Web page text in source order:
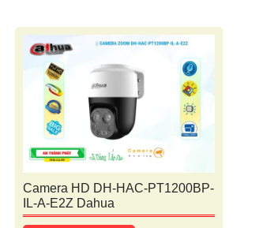
Camera HD DH-HAC-PT1200BP-
IL-A-E2Z Dahua